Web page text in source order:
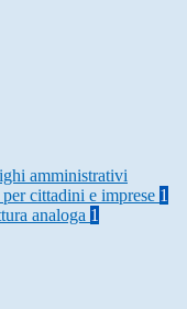
amministrativi
cittadini e imprese 1
analoga 1